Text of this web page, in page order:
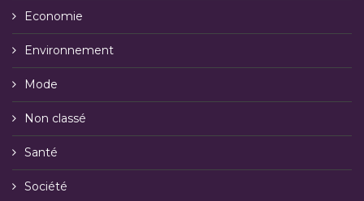
Economie
Environnement
Mode
Non classé
Santé
Société